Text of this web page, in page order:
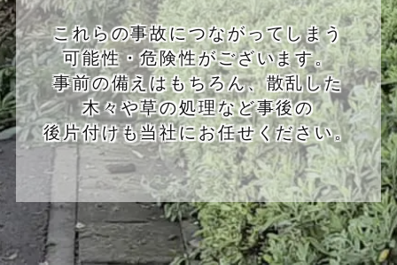
これらの事故につながってしまう
可能性・危険性がございます。
事前の備えはもちろん、散乱した
木々や草の処理など事後の
後片付けも当社にお任せください。